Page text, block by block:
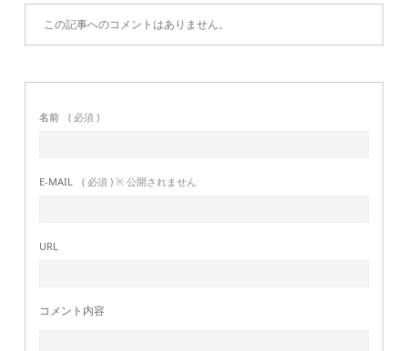
この記事へのコメントはありません。
名前 ( 必須 )
E-MAIL ( 必須 ) ※ 公開されません
URL
コメント内容